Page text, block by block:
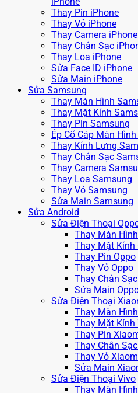
Thay Pin iPhone
Thay Vỏ iPhone
Thay Camera iPhone
Thay Chân Sạc
Thay Loa iPhone
Sửa Face ID iPhone
Sửa Main iPhone
Sửa Samsung
Thay Màn Hình
Thay Mặt Kính
Thay Pin Samsung
Ép Cổ Cáp Màn
Thay Kính Lưng
Thay Chân Sạc
Thay Camera
Thay Loa Samsung
Thay Vỏ Samsung
Sửa Main Samsung
Sửa Android
Sửa Điện Thoại
Thay Màn
Thay Mặt Kính
Thay Pin Oppo
Thay Vỏ Oppo
Thay Chân
Sửa Main
Sửa Điện Thoại
Thay Màn
Thay Mặt Kính
Thay Pin
Thay Chân
Thay Vỏ
Sửa Main
Sửa Điện Thoại Vivo
Thay Màn